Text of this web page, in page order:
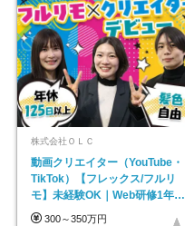
株式会社ＯＬＣ
動画クリエイター（YouTube・
TikTok）【フレックス/フルリ
モ】未経験OK｜Web研修1年間
｜副業OK
300～350万円